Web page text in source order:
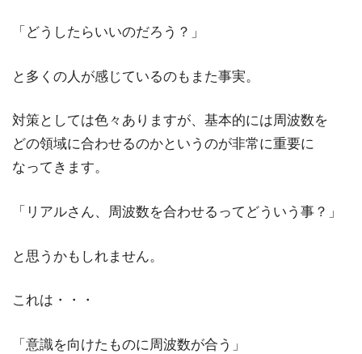
「どうしたらいいのだろう？」
と多くの人が感じているのもまた事実。
対策としては色々ありますが、基本的には周波数を
どの領域に合わせるのかというのが非常に重要に
なってきます。
「リアルさん、周波数を合わせるってどういう事？」
と思うかもしれません。
これは・・・
「意識を向けたものに周波数が合う」